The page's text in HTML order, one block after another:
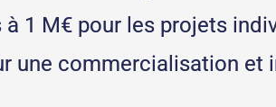
à 1 M€ pour les projets
une commercialisation